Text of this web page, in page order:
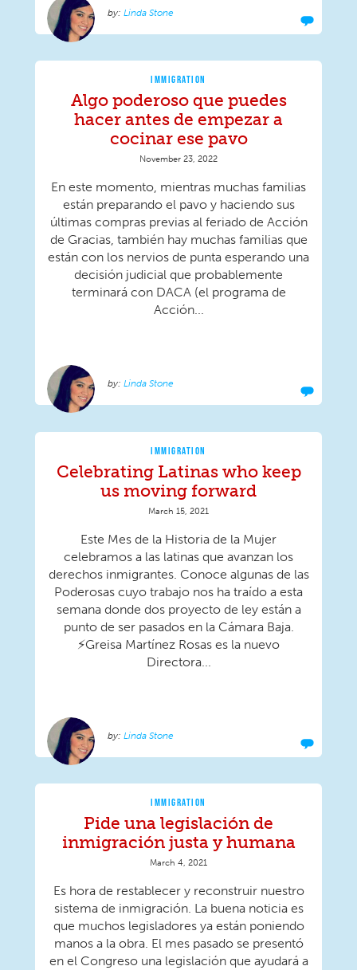
Linda Stone
IMMIGRATION
Algo poderoso que puedes
hacer antes de empezar a
cocinar ese pavo
November 23, 2022
En este momento, mientras muchas familias
están preparando el pavo y haciendo sus
últimas compras previas al feriado de Acción
de Gracias, también hay muchas familias que
están con los nervios de punta esperando una
decisión judicial que probablemente
terminará con DACA (el programa de
Acción...
Linda Stone
IMMIGRATION
Celebrating Latinas who keep
us moving forward
March 15, 2021
Este Mes de la Historia de la Mujer
celebramos a las latinas que avanzan los
derechos inmigrantes. Conoce algunas de las
Poderosas cuyo trabajo nos ha traído a esta
semana donde dos proyecto de ley están a
punto de ser pasados en la Cámara Baja.
⚡Greisa Martínez Rosas es la nuevo
Directora...
Linda Stone
IMMIGRATION
Pide una legislación de
inmigración justa y humana
March 4, 2021
Es hora de restablecer y reconstruir nuestro
sistema de inmigración. La buena noticia es
que muchos legisladores ya están poniendo
manos a la obra. El mes pasado se presentó
en el Congreso una legislación que ayudará a